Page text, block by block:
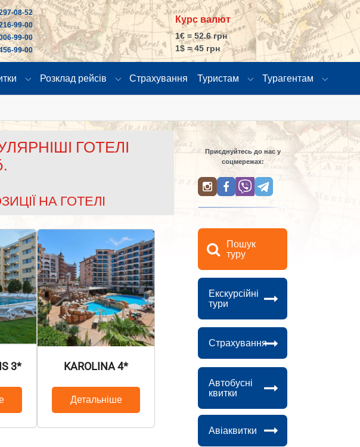
08-52
99-00
99-00
99-00
Курс валют
1€ = 52.6 грн
1$ = 45 грн
for "Тури на море"
Submenu for "Квитки"
Розклад рейсів
Submenu for "Розклад рейсів"
Страхування Туристам
Submenu for "Туристам"
Турагентам
ГОТЕЛІ
НА ГОТЕЛІ
3* KAROLINA 4*
Детальніше
Приєднуйтесь до нас у
соцмережах:
Пошук
туру
Екскурсійні
тури
Страхування
Автобусні
квитки
Авіаквитки